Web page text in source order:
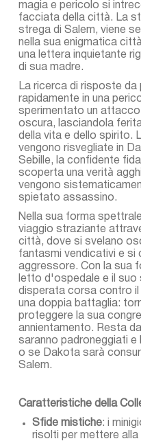
magia e pericolo si
facciata della città. La
strega di Salem, viene
nella sua enigmatica
una lettera inquietante
di sua madre.
La ricerca di risposte
rapidamente in una
sperimentato un
oscura, lasciandola
della vita e dello spirito.
vengono risvegliate in
Sebille, la confidente
scoperta una verità
vengono
spietato assassino.
Nella sua forma
viaggio straziante
città, dove si svelano
fantasmi vendicativi e si
aggressore. Con la sua
letto d'ospedale e il suo
disperata corsa contro
una doppia battaglia:
proteggere la sua
annientamento. Resta
saranno padroneggiati
o se Dakota sarà
Salem.
Caratteristiche della
Sfide mistiche: i
risolti per mettere